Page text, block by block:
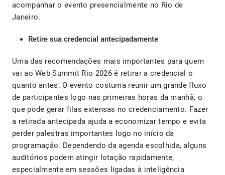
acompanhar o evento presencialmente no Rio de
Janeiro.
Retire sua credencial antecipadamente
Uma das recomendações mais importantes para quem
vai ao Web Summit Rio 2026 é retirar a credencial o
quanto antes. O evento costuma reunir um grande fluxo
de participantes logo nas primeiras horas da manhã, o
que pode gerar filas extensas no credenciamento. Fazer
a retirada antecipada ajuda a economizar tempo e evita
perder palestras importantes logo no início da
programação. Dependendo da agenda escolhida, alguns
auditórios podem atingir lotação rapidamente,
especialmente em sessões ligadas à inteligência